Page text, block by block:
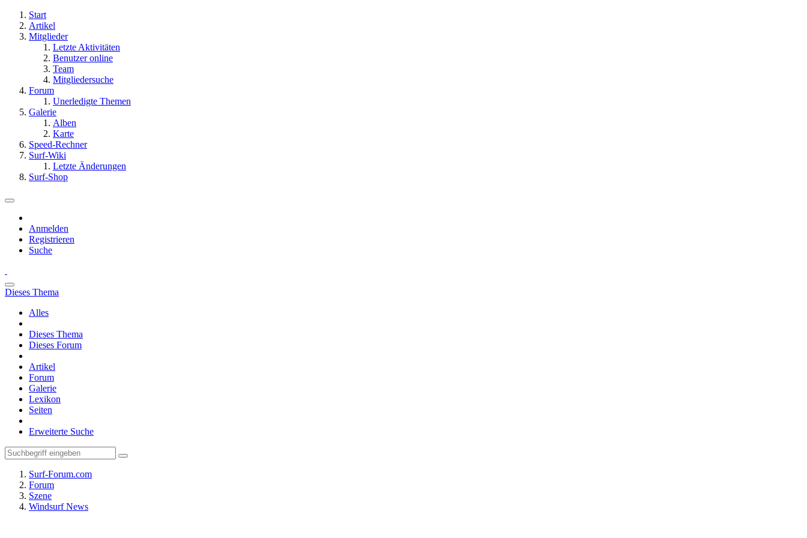
Start
Artikel
Mitglieder
Letzte Aktivitäten
Benutzer online
Team
Mitgliedersuche
Forum
Unerledigte Themen
Galerie
Alben
Karte
Speed-Rechner
Surf-Wiki
Letzte Änderungen
Surf-Shop
Anmelden
Registrieren
Suche
Dieses Thema
Alles
Dieses Thema
Dieses Forum
Artikel
Forum
Galerie
Lexikon
Seiten
Erweiterte Suche
Surf-Forum.com
Forum
Szene
Windsurf News